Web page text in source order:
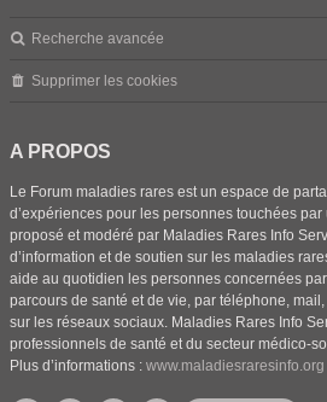
Recherche avancée
Supprimer les cookies
A PROPOS
Le Forum maladies rares est un espace de
d’expériences pour les personnes touchées
proposé et modéré par Maladies Rares Info
d’information et de soutien sur les maladies
aide au quotidien les personnes concernées
parcours de santé et de vie, par téléphone,
sur les réseaux sociaux. Maladies Rares Info
professionnels de santé et du secteur médico-
Plus d’informations : www.maladiesraresinfo.org